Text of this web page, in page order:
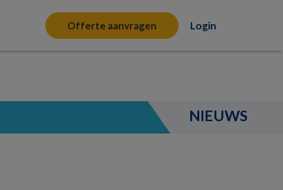
Offerte aanvragen Login
NIEUWS